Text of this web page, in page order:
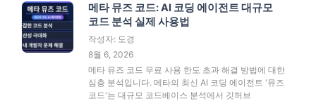
메타 뮤즈 코드: AI 코딩 에이전트 대규모
코드 분석 실제 사용법
작성자: 도경
8월 6, 2026
메타 뮤즈 코드 무료 사용 한도 초과 해결 방법에 대한
심층 분석입니다. 메타의 최신 AI 코딩 에이전트 '뮤즈
코드'는 대규모 코드베이스 분석에서 깃허브